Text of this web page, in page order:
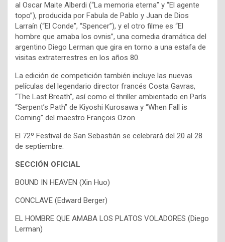
al Oscar Maite Alberdi (“La memoria eterna” y “El agente
topo”), producida por Fabula de Pablo y Juan de Dios
Larraín (“El Conde”, “Spencer”), y el otro filme es “El
hombre que amaba los ovnis”, una comedia dramática del
argentino Diego Lerman que gira en torno a una estafa de
visitas extraterrestres en los años 80.
La edición de competición también incluye las nuevas
películas del legendario director francés Costa Gavras,
“The Last Breath”, así como el thriller ambientado en París
“Serpent’s Path” de Kiyoshi Kurosawa y “When Fall is
Coming” del maestro François Ozon.
El 72º Festival de San Sebastián se celebrará del 20 al 28
de septiembre.
SECCIÓN OFICIAL
BOUND IN HEAVEN (Xin Huo)
CONCLAVE (Edward Berger)
EL HOMBRE QUE AMABA LOS PLATOS VOLADORES (Diego
Lerman)